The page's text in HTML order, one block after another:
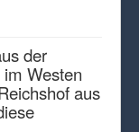
der
im Westen
aus